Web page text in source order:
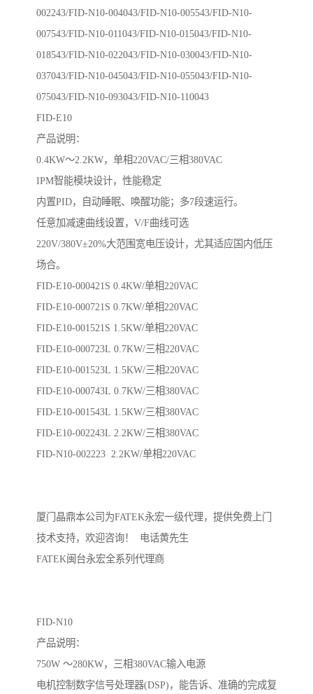
002243/FID-N10-004043/FID-N10-005543/FID-N10-
007543/FID-N10-011043/FID-N10-015043/FID-N10-
018543/FID-N10-022043/FID-N10-030043/FID-N10-
037043/FID-N10-045043/FID-N10-055043/FID-N10-
075043/FID-N10-093043/FID-N10-110043
FID-E10
产品说明：
0.4KW～2.2KW，单相220VAC/三相380VAC
IPM智能模块设计，性能稳定
内置PID，自动睡眠、唤醒功能；多7段速运行。
任意加减速曲线设置，V/F曲线可选
220V/380V±20%大范围宽电压设计，尤其适应国内低压
场合。
FID-E10-000421S 0.4KW/单相220VAC
FID-E10-000721S 0.7KW/单相220VAC
FID-E10-001521S 1.5KW/单相220VAC
FID-E10-000723L 0.7KW/三相220VAC
FID-E10-001523L 1.5KW/三相220VAC
FID-E10-000743L 0.7KW/三相380VAC
FID-E10-001543L 1.5KW/三相380VAC
FID-E10-002243L 2.2KW/三相380VAC
FID-N10-002223 2.2KW/单相220VAC
厦门晶鼎本公司为FATEK永宏一级代理，提供免费上门
技术支持，欢迎咨询！ 电话黄先生
FATEK闽台永宏全系列代理商
FID-N10
产品说明：
750W ～280KW，三相380VAC输入电源
电机控制数字信号处理器(DSP)，能告诉、准确的完成复